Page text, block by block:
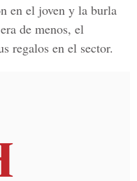
en el joven y la burla
de menos, el
regalos en el sector.